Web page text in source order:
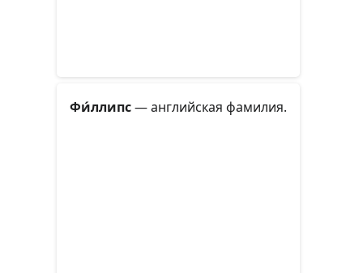
Фи́ллипс— английская фамилия.